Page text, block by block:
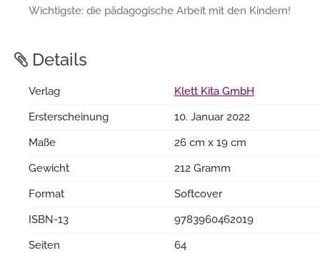
Wichtigste: die pädagogische Arbeit mit den Kindern!
Details
Verlag
Klett Kita GmbH
Ersterscheinung
10. Januar 2022
Maße
26 cm x 19 cm
Gewicht
212 Gramm
Format
Softcover
ISBN-13
9783960462019
Seiten
64